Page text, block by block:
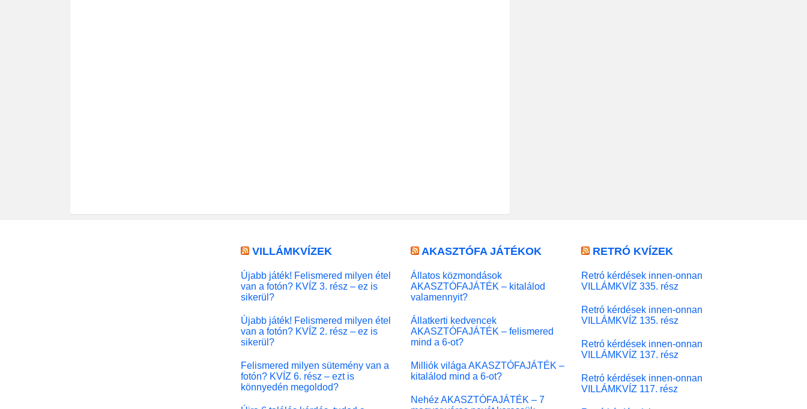
VILLÁMKVÍZEK
Újabb játék! Felismered milyen étel
van a fotón? KVÍZ 3. rész – ez is
sikerül?
Újabb játék! Felismered milyen étel
van a fotón? KVÍZ 2. rész – ez is
sikerül?
Felismered milyen sütemény van a
fotón? KVÍZ 6. rész – ezt is
könnyedén megoldod?
AKASZTÓFA JÁTÉKOK
Állatos közmondások
AKASZTÓFAJÁTÉK – kitalálod
valamennyit?
Állatkerti kedvencek
AKASZTÓFAJÁTÉK – felismered
mind a 6-ot?
Milliók világa AKASZTÓFAJÁTÉK –
kitalálod mind a 6-ot?
Nehéz AKASZTÓFAJÁTÉK – 7
RETRÓ KVÍZEK
Retró kérdések innen-onnan
VILLÁMKVÍZ 335. rész
Retró kérdések innen-onnan
VILLÁMKVÍZ 135. rész
Retró kérdések innen-onnan
VILLÁMKVÍZ 137. rész
Retró kérdések innen-onnan
VILLÁMKVÍZ 117. rész